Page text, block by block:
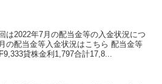
は2022年7月の配当金等の入金状況につ
の配当金等入金状況はこちら 配当金等
貸株金利1,797合計17,8...